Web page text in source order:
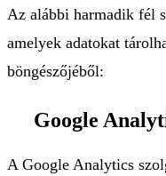
Az alábbi harmadik fél
amelyek adatokat
böngészőjéből:
Google
A Google Analytics